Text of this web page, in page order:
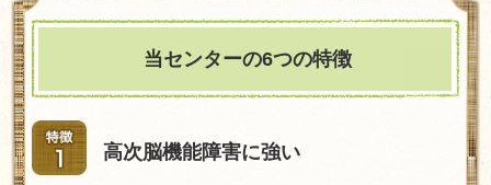
当センターの6つの特徴
高次脳機能障害に強い